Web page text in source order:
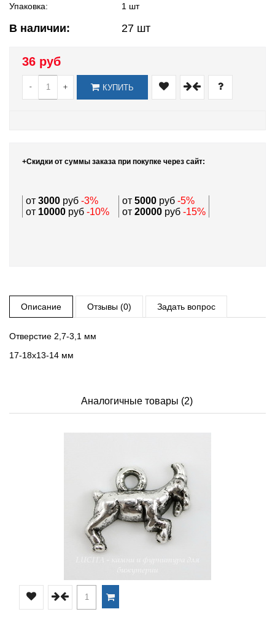
Упаковка:
1 шт
В наличии: 27 шт
36 руб
- + КУПИТЬ
+Скидки от суммы заказа при покупке через сайт:
от 3000 руб -3% от 5000 руб -5%
от 10000 руб -10% от 20000 руб -15%
Описание Отзывы (0) Задать вопрос
Отверстие 2,7-3,1 мм
17-18х13-14 мм
Аналогичные товары (2)